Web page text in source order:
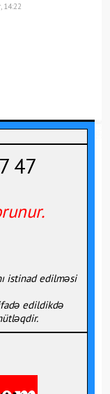
14:22
47
istinad edilməsi
edildikdə